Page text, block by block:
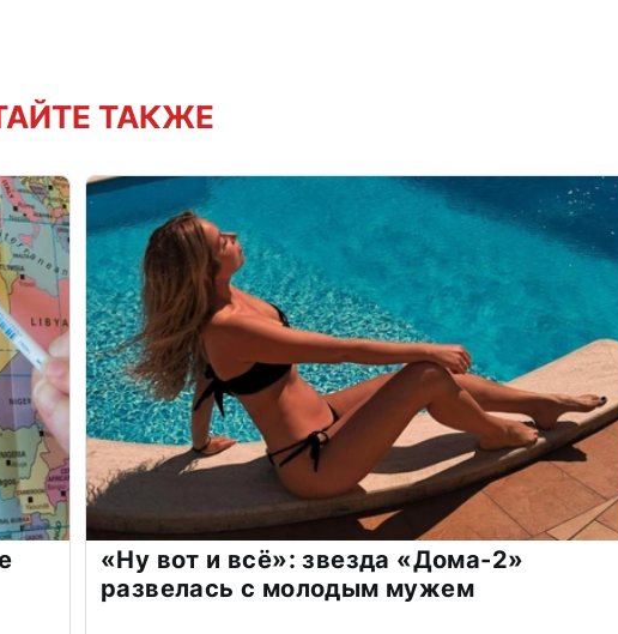
ТАКЖЕ
«Ну вот и всё»: звезда «Дома-2»
развелась с молодым мужем